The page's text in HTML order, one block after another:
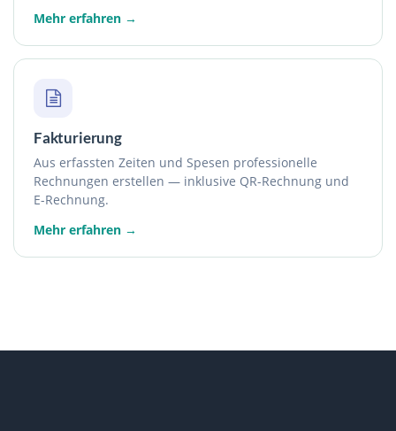
Mehr erfahren →
Fakturierung
Aus erfassten Zeiten und Spesen professionelle
Rechnungen erstellen — inklusive QR-Rechnung und
E-Rechnung.
Mehr erfahren →